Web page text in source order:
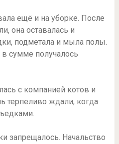
ещё и на уборке. После
она оставалась и
подметала и мыла полы.
сумме получалось
с компанией котов и
терпеливо ждали, когда
запрещалось. Начальство